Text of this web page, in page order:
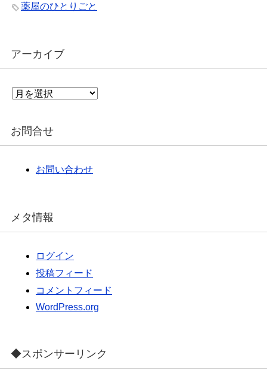
薬屋のひとりごと
アーカイブ
ア
イ
お問合せ
お問い合わせ
メタ情報
ログイン
投稿フィード
コメントフィード
WordPress.org
◆スポンサーリンク